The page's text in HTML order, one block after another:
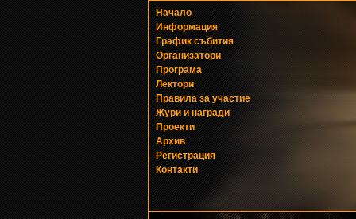
Начало
Информация
График събития
Организатори
Програма
Лектори
Правила за участие
Жури и награди
Проекти
Архив
Регистрация
Контакти